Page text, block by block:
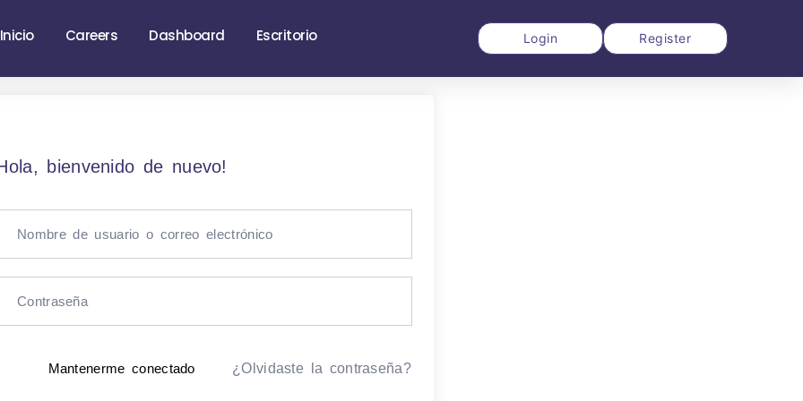
Inicio Careers Dashboard Escritorio Login Register
bienvenido de nuevo!
Mantenerme conectado ¿Olvidaste la contraseña?